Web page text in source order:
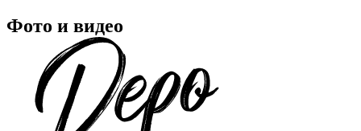
Фото и видео